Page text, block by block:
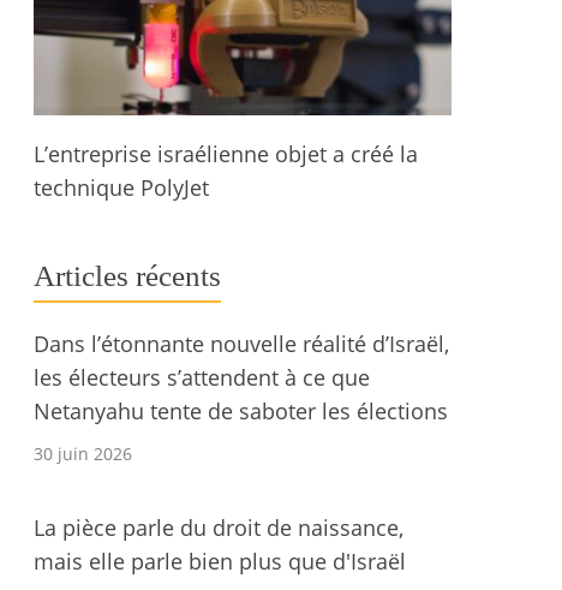
L’entreprise israélienne objet a créé la
technique PolyJet
Articles récents
Dans l’étonnante nouvelle réalité d’Israël,
les électeurs s’attendent à ce que
Netanyahu tente de saboter les élections
30 juin 2026
La pièce parle du droit de naissance,
mais elle parle bien plus que d'Israël